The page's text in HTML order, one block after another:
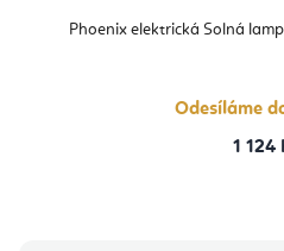
Phoenix elektrická Solná
Odesíláme
1 124